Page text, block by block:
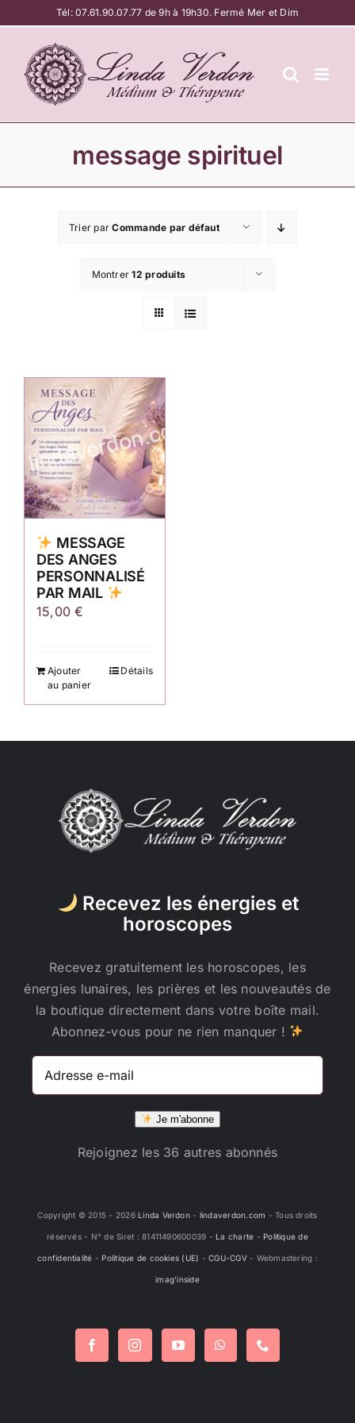
au
contenu
Tél:07.61.90.07.77 de 9h à 19h30. Fermé Mer et Dim
message spirituel
Trier parCommande par défaut
Montrer12 produits
MESSAGE
DES ANGES
PERSONNALISÉ
PAR MAIL
15,00€
Ajouter
au panier
Détails
Recevez les énergies et
horoscopes
Recevez gratuitement les horoscopes, les
énergies lunaires, les prières et les nouveautés de
la boutique directement dans votre boîte mail.
Abonnez-vous pour ne rien manquer !
Adresse
Je m'abonne
Rejoignez les 36 autres abonnés
Copyright © 2015 - 2026 Linda Verdon- lindaverdon.com - Tous droits
réservés - N° de Siret : 81411490600039 - La charte - Politique de
confidentialité - Politique de cookies (UE) -CGU-CGV- Webmastering :
imag'inside